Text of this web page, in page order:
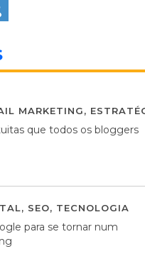
MARKETING,
que todos os bloggers
, SEO, TECNOLOGIA
para se tornar num